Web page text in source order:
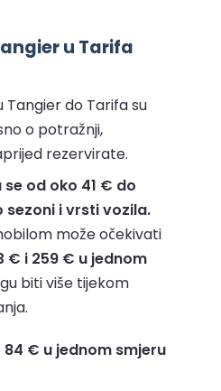
u Tarifa
do Tarifa su
o potražnji,
rezervirate.
se od oko 41 € do
sezoni i vrsti vozila.
može očekivati
€ i 259 € u jednom
biti više tijekom
84 € u jednom smjeru